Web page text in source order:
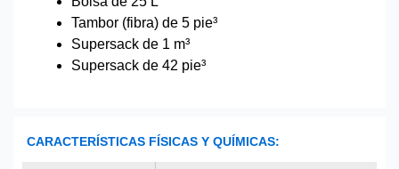
Tambor (fibra) de 5 pie³
Supersack de 1 m³
Supersack de 42 pie³
CARACTERÍSTICAS FÍSICAS Y QUÍMICAS: